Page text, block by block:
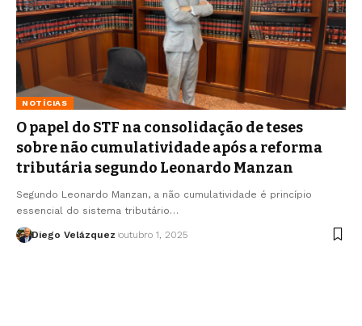
NOTÍCIAS
O papel do STF na consolidação de teses
sobre não cumulatividade após a reforma
tributária segundo Leonardo Manzan
Segundo Leonardo Manzan, a não cumulatividade é princípio
essencial do sistema tributário…
Diego Velázquez outubro 1, 2025